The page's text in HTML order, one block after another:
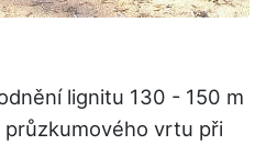
lignitu 130 - 150 m
vrtu při